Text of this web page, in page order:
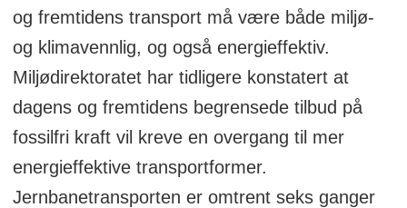
og fremtidens transport må være både miljø-
og klimavennlig, og også energieffektiv.
Miljødirektoratet har tidligere konstatert at
dagens og fremtidens begrensede tilbud på
fossilfri kraft vil kreve en overgang til mer
energieffektive transportformer.
Jernbanetransporten er omtrent seks ganger